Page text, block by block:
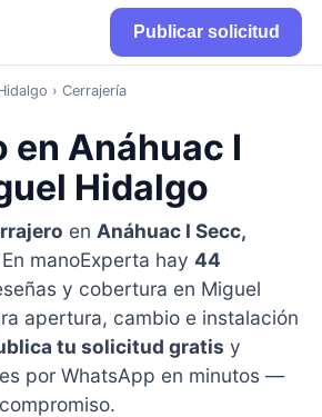
Publicar solicitud
› Cerrajería
en Anáhuac I
Hidalgo
en Anáhuac I Secc,
manoExperta hay 44
y cobertura en Miguel
apertura, cambio e instalación
tu solicitud gratis y
por WhatsApp en minutos —